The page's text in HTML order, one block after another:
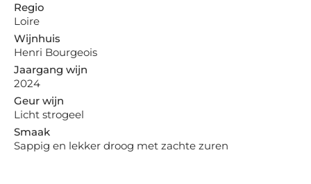
Regio
Loire
Wijnhuis
Henri Bourgeois
Jaargang wijn
2024
Geur wijn
Licht strogeel
Smaak
Sappig en lekker droog met zachte zuren